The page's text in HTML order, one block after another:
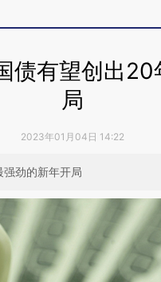
债有望创出
局
2023年01月04日 14:22
劲的新年开局